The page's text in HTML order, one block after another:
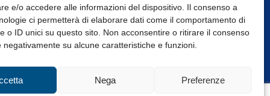
e/o accedere alle informazioni del dispositivo. Il consenso a
ci permetterà di elaborare dati come il comportamento di
o ID unici su questo sito. Non acconsentire o ritirare il consenso
negativamente su alcune caratteristiche e funzioni.
Nega Preferenze